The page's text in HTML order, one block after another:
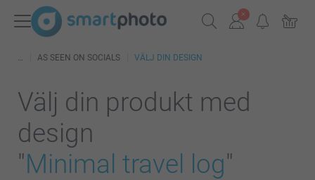
AS SEEN ON SOCIALS VÄLJ DIN DESIGN
Välj din produkt med
design
"Minimal travel log"